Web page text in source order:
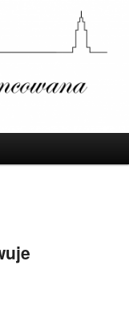
– Blog o